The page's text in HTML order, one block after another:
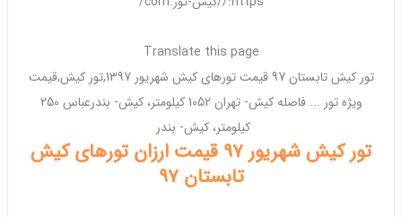
Translate this page
تور کیشتابستان 97 قیمت تورهای کیش شهریور 1397, تور کیش,قیمت
ویژهتور ... فاصلهکیش-تهران1052 کیلومتر، کیش
- بندرعباس 250
کیلومتر،کیش- بندر
تور کیش شهریور 97 قیمت ارزان تورهای کیش
تابستان 97